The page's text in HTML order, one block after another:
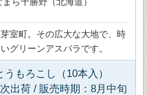
室町。その広大な大地で、時
グリーンアスパラです。
もろこし（10本入）
出荷 / 販売時期：8月中旬